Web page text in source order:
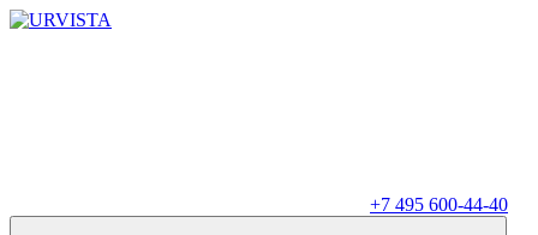
+7 495 600-44-40